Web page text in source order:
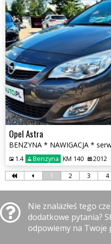
Opel Astra
1.4 Benzyna KM 140 2012
1 2 3 4
Nie znalazłeś tego
dodatkowe pytania?
odpowiemy na Twoje